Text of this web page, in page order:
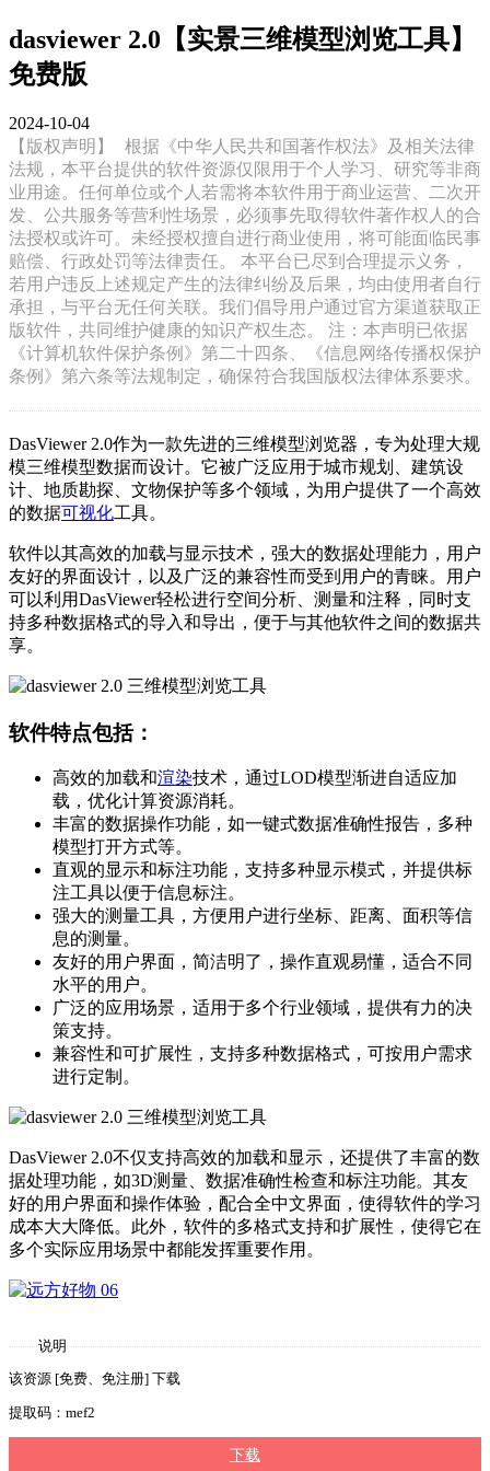
dasviewer 2.0【实景三维模型浏览工具】
免费版
2024-10-04
【版权声明】
根据《中华人民共和国著作权法》及相关法律
法规，本平台提供的软件资源仅限用于个人学习、研究等非商
业用途。任何单位或个人若需将本软件用于商业运营、二次开
发、公共服务等营利性场景，必须事先取得软件著作权人的合
法授权或许可。未经授权擅自进行商业使用，将可能面临民事
赔偿、行政处罚等法律责任。 本平台已尽到合理提示义务，
若用户违反上述规定产生的法律纠纷及后果，均由使用者自行
承担，与平台无任何关联。我们倡导用户通过官方渠道获取正
版软件，共同维护健康的知识产权生态。 注：本声明已依据
《计算机软件保护条例》第二十四条、《信息网络传播权保护
条例》第六条等法规制定，确保符合我国版权法律体系要求。
DasViewer 2.0作为一款先进的三维模型浏览器，专为处理大规
模三维模型数据而设计。它被广泛应用于城市规划、建筑设
计、地质勘探、文物保护等多个领域，为用户提供了一个高效
的数据可视化工具。
软件以其高效的加载与显示技术，强大的数据处理能力，用户
友好的界面设计，以及广泛的兼容性而受到用户的青睐。用户
可以利用DasViewer轻松进行空间分析、测量和注释，同时支
持多种数据格式的导入和导出，便于与其他软件之间的数据共
享。
软件特点包括：
高效的加载和渲染技术，通过LOD模型渐进自适应加
载，优化计算资源消耗。
丰富的数据操作功能，如一键式数据准确性报告，多种
模型打开方式等。
直观的显示和标注功能，支持多种显示模式，并提供标
注工具以便于信息标注。
强大的测量工具，方便用户进行坐标、距离、面积等信
息的测量。
友好的用户界面，简洁明了，操作直观易懂，适合不同
水平的用户。
广泛的应用场景，适用于多个行业领域，提供有力的决
策支持。
兼容性和可扩展性，支持多种数据格式，可按用户需求
进行定制。
DasViewer 2.0不仅支持高效的加载和显示，还提供了丰富的数
据处理功能，如3D测量、数据准确性检查和标注功能。其友
好的用户界面和操作体验，配合全中文界面，使得软件的学习
成本大大降低。此外，软件的多格式支持和扩展性，使得它在
多个实际应用场景中都能发挥重要作用。
说明
该资源 [免费、免注册] 下载
提取码：mef2
下载